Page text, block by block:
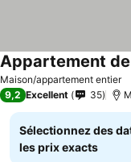
Maison/appartement entier
Appartement
9,2 Excellent 35
Sélectionnez des
les prix exacts